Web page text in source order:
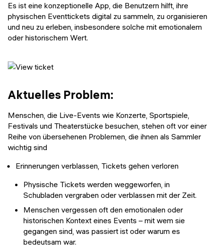
KURZKURSE
Generative KI meistern
Data Science Einführungskurs
Web-Entwicklung Einführungskurs
Python Einführungskurs
Veranstaltungen
Abschlussprojekte
Es ist eine konzeptionelle App, die Benutzern hilft, ihre
physischen Eventtickets digital zu sammeln, zu organisieren
und neu zu erleben, insbesondere solche mit emotionalem
oder historischem Wert.
Aktuelles Problem:
Menschen, die Live-Events wie Konzerte, Sportspiele,
Festivals und Theaterstücke besuchen, stehen oft vor einer
Reihe von übersehenen Problemen, die ihnen als Sammler
wichtig sind
Erinnerungen verblassen, Tickets gehen verloren
Physische Tickets werden weggeworfen, in
Schubladen vergraben oder verblassen mit der Zeit.
Menschen vergessen oft den emotionalen oder
historischen Kontext eines Events – mit wem sie
gegangen sind, was passiert ist oder warum es
bedeutsam war.